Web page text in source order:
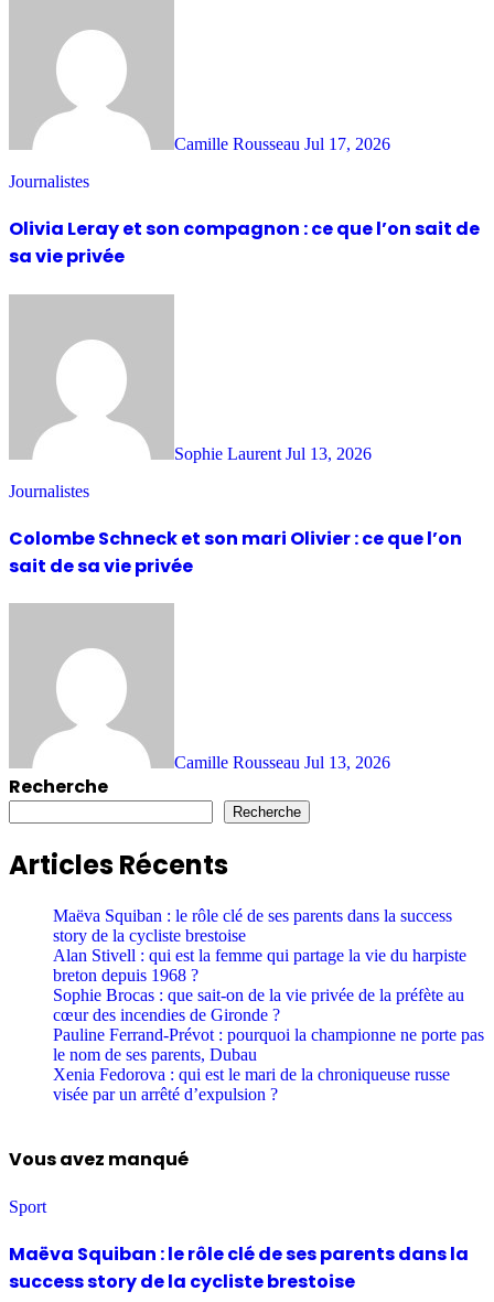
Camille Rousseau Jul 17, 2026
Journalistes
Olivia Leray et son compagnon : ce que l’on sait de
sa vie privée
Sophie Laurent Jul 13, 2026
Journalistes
Colombe Schneck et son mari Olivier : ce que l’on
sait de sa vie privée
Camille Rousseau Jul 13, 2026
Recherche
Recherche
Articles Récents
Maëva Squiban : le rôle clé de ses parents dans la success
story de la cycliste brestoise
Alan Stivell : qui est la femme qui partage la vie du harpiste
breton depuis 1968 ?
Sophie Brocas : que sait-on de la vie privée de la préfète au
cœur des incendies de Gironde ?
Pauline Ferrand-Prévot : pourquoi la championne ne porte pas
le nom de ses parents, Dubau
Xenia Fedorova : qui est le mari de la chroniqueuse russe
visée par un arrêté d’expulsion ?
Vous avez manqué
Sport
Maëva Squiban : le rôle clé de ses parents dans la
success story de la cycliste brestoise